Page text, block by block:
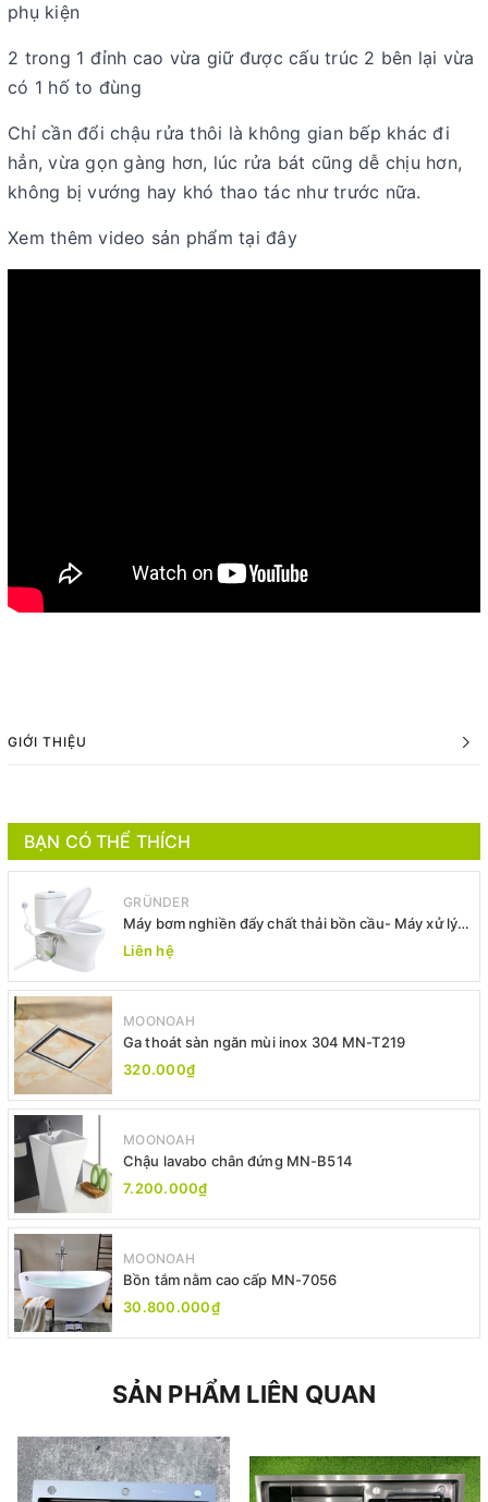
phụ kiện
2 trong 1 đỉnh cao vừa giữ được cấu trúc 2 bên lại vừa
có 1 hố to đùng
Chỉ cần đổi chậu rửa thôi là không gian bếp khác đi
hẳn, vừa gọn gàng hơn, lúc rửa bát cũng dễ chịu hơn,
không bị vướng hay khó thao tác như trước nữa.
Xem thêm video sản phẩm tại đây
GIỚI THIỆU
BẠN CÓ THỂ THÍCH
GRÜNDER
Máy bơm nghiền đẩy chất thải bồn cầu- Máy xử lý
chất thải bồn cầu -Máy bơm xả thải
Liên hệ
MOONOAH
Ga thoát sàn ngăn mùi inox 304 MN-T219
320.000₫
MOONOAH
Chậu lavabo chân đứng MN-B514
7.200.000₫
MOONOAH
Bồn tắm nằm cao cấp MN-7056
30.800.000₫
SẢN PHẨM LIÊN QUAN